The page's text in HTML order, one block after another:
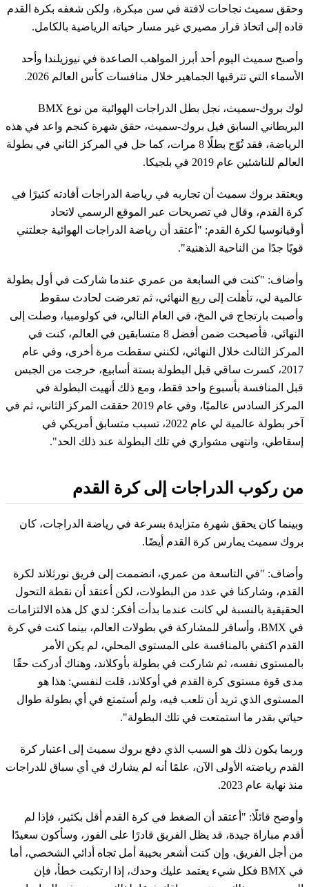
وحقق سميث نجاحات لافتة في سن مبكرة، ولكن شغفه بكرة القدم
قاده إلى اتخاذ قرار مصيري غير مسار حياته الرياضية بالكامل.
وأصبح سميث اليوم أحد أبرز المواهب الصاعدة في نيوزيلندا وأحد
الأسماء التي تترقبها الجماهير خلال منافسات كأس العالم 2026.
لوك بروك-سميث، نجل بطل الدراجات الهوائية من نوع BMX
البريطاني السابق فيل بروك-سميث، حقق شهرة كنجم واعد في هذه
الرياضة، فقد تُوّج بطلًا 8 مرات، كما حل في المركز الثاني في بطولة
العالم للناشئين عام 2019 في بلجيكا.
ويعتقد بروك سميث أن تجاربه في رياضة الدراجات أفادته كثيرًا في
كرة القدم، وقال في تصريحات عبر الموقع الرسمي لاتحاد
أوقيانوسيا لكرة القدم: "أعتقد أن رياضة الدراجات الهوائية جعلتني
قويًا جدًا من الناحية الذهنية".
وأضاف: "كنت في السابعة من عمري عندما شاركت في أول بطولة
عالمية لي، تأهلت إلى ربع النهائي، ثم تعرضت لحادث سقوط
وأصبت بارتجاج في المخ، في العام التالي، في كولومبيا، وصلت إلى
النهائي، فأصبحت ضمن أفضل 8 متسابقين في العالم، كنت في
المركز الثالث خلال النهائي، لكنني سقطت مرة أخرى، وفي عام
2017، كسرت ساقي قبل البطولة بستة أسابيع، خرجت من الجبس
قبل المنافسة بأسبوع واحد فقط، ومع ذلك أنهيت البطولة في
المركز السادس عالميًا، وفي عام 2019 حققت المركز الثاني، ثم في
آخر بطولة عالمية لي عام 2022، تسبب متسابق أمريكي في
إسقاطي، وانتهى مشواري في تلك البطولة عند ذلك الحد".
من ركوب الدراجات إلى كرة القدم
وبينما كان يحقق شهرة متزايدة بسرعة في رياضة الدراجات، كان
بروك سميث يمارس كرة القدم أيضًا.
وأضاف: "في التاسعة من عمري، انضممت إلى فريق نورثلاند لكرة
القدم، وشاركنا في عدد من البطولات، لكن أعتقد أن نقطة التحول
الحقيقية بالنسبة لي كانت عندما بدأت أفكر: لدي كل هذه الالتزامات
في BMX، وأسافر للمشاركة في بطولات العالم، بينما كنت في كرة
القدم اكتفي بالمنافسة على المستوى المحلي، لم يكن الأمر
بالمستوى نفسه، ثم شاركت في بطولة بأوكلاند، وهناك أدركت حقًا
مدى قوة مستوى كرة القدم في أوكلاند، قلت لنفسي: هذا هو
المستوى الذي تريد أن تلعب فيه، ولم أستمتع في أي بطولة طوال
حياتي بقدر ما استمتعت في تلك البطولة".
وربما يكون ذلك هو السبب الذي دفع بروك سميث إلى اعتبار كرة
القدم رياضته الأولى الآن، علمًا أنه لم يشارك في أي سباق للدراجات
منذ نهاية عام 2023.
وأوضح قائلًا: "أعتقد أن الضغط في كرة القدم أقل بكثير، فإذا لم
أقدم مباراة جيدة، قد يظل الفريق قادرًا على الفوز، وسأكون سعيدًا
من أجل الفريق، وإن كنت أشعر بخيبة أمل تجاه أدائي الشخصي، أما
في BMX فكل شيء يعتمد عليك وحدك، إذا ارتكبت خطأ، فإن